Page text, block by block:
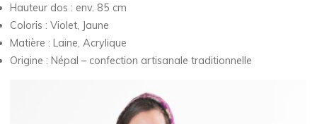
Hauteur dos : env. 85 cm
Coloris : Violet, Jaune
Matière : Laine, Acrylique
Origine : Népal – confection artisanale traditionnelle